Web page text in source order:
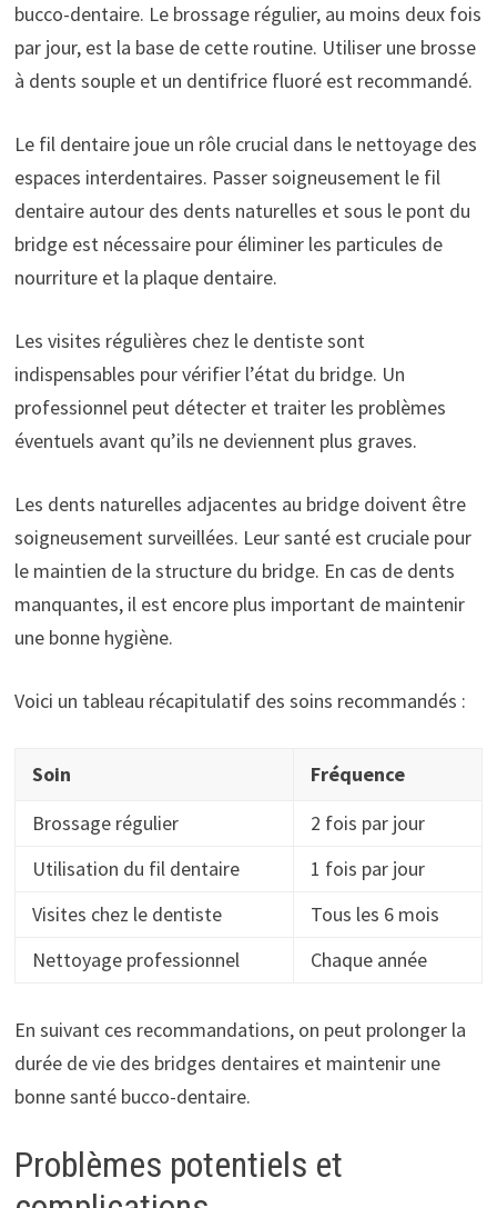
bucco-dentaire. Le brossage régulier, au moins deux fois
par jour, est la base de cette routine. Utiliser une brosse
à dents souple et un dentifrice fluoré est recommandé.
Le fil dentaire joue un rôle crucial dans le nettoyage des
espaces interdentaires. Passer soigneusement le fil
dentaire autour des dents naturelles et sous le pont du
bridge est nécessaire pour éliminer les particules de
nourriture et la plaque dentaire.
Les visites régulières chez le dentiste sont
indispensables pour vérifier l’état du bridge. Un
professionnel peut détecter et traiter les problèmes
éventuels avant qu’ils ne deviennent plus graves.
Les dents naturelles adjacentes au bridge doivent être
soigneusement surveillées. Leur santé est cruciale pour
le maintien de la structure du bridge. En cas de dents
manquantes, il est encore plus important de maintenir
une bonne hygiène.
Voici un tableau récapitulatif des soins recommandés :
Soin
Fréquence
Brossage régulier
2 fois par jour
Utilisation du fil dentaire
1 fois par jour
Visites chez le dentiste
Tous les 6 mois
Nettoyage professionnel
Chaque année
En suivant ces recommandations, on peut prolonger la
durée de vie des bridges dentaires et maintenir une
bonne santé bucco-dentaire.
Problèmes potentiels et